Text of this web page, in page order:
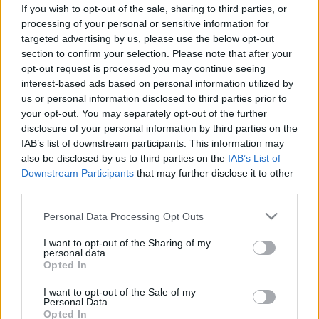
If you wish to opt-out of the sale, sharing to third parties, or
processing of your personal or sensitive information for
targeted advertising by us, please use the below opt-out
section to confirm your selection. Please note that after your
opt-out request is processed you may continue seeing
interest-based ads based on personal information utilized by
us or personal information disclosed to third parties prior to
your opt-out. You may separately opt-out of the further
disclosure of your personal information by third parties on the
IAB’s list of downstream participants. This information may
also be disclosed by us to third parties on the IAB’s List of
Downstream Participants that may further disclose it to other
Please note that this website/app uses one or more Google
not limited to your visit or usage behaviour. You may click to
grant or deny consent to Google and its third-party tags to
use your data for below specified purposes in below Google
consent section.
Personal Data Processing Opt Outs
I want to opt-out of the Sharing of my
personal data.
Opted In
I want to opt-out of the Sale of my
Personal Data.
Opted In